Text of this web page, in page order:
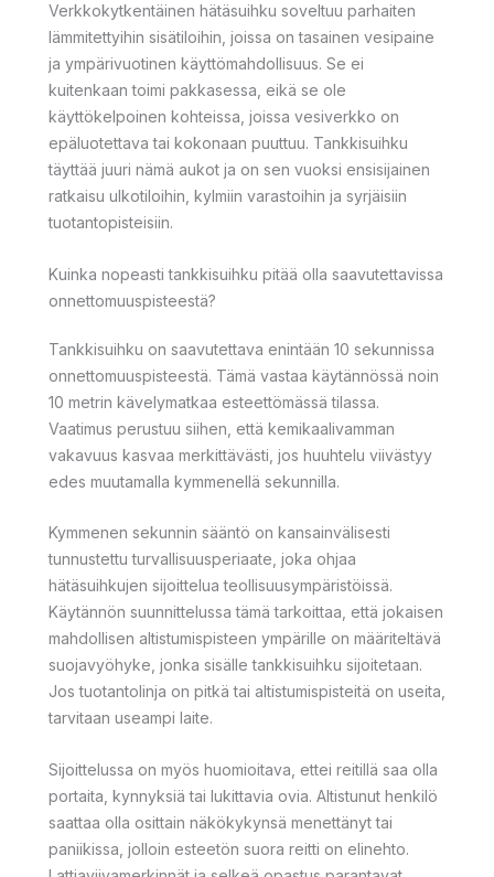
Verkkokytkentäinen hätäsuihku soveltuu parhaiten
lämmitettyihin sisätiloihin, joissa on tasainen vesipaine
ja ympärivuotinen käyttömahdollisuus. Se ei
kuitenkaan toimi pakkasessa, eikä se ole
käyttökelpoinen kohteissa, joissa vesiverkko on
epäluotettava tai kokonaan puuttuu. Tankkisuihku
täyttää juuri nämä aukot ja on sen vuoksi ensisijainen
ratkaisu ulkotiloihin, kylmiin varastoihin ja syrjäisiin
tuotantopisteisiin.
Kuinka nopeasti tankkisuihku pitää olla saavutettavissa
onnettomuuspisteestä?
Tankkisuihku on saavutettava enintään 10 sekunnissa
onnettomuuspisteestä. Tämä vastaa käytännössä noin
10 metrin kävelymatkaa esteettömässä tilassa.
Vaatimus perustuu siihen, että kemikaalivamman
vakavuus kasvaa merkittävästi, jos huuhtelu viivästyy
edes muutamalla kymmenellä sekunnilla.
Kymmenen sekunnin sääntö on kansainvälisesti
tunnustettu turvallisuusperiaate, joka ohjaa
hätäsuihkujen sijoittelua teollisuusympäristöissä.
Käytännön suunnittelussa tämä tarkoittaa, että jokaisen
mahdollisen altistumispisteen ympärille on määriteltävä
suojavyöhyke, jonka sisälle tankkisuihku sijoitetaan.
Jos tuotantolinja on pitkä tai altistumispisteitä on useita,
tarvitaan useampi laite.
Sijoittelussa on myös huomioitava, ettei reitillä saa olla
portaita, kynnyksiä tai lukittavia ovia. Altistunut henkilö
saattaa olla osittain näkökykynsä menettänyt tai
paniikissa, jolloin esteetön suora reitti on elinehto.